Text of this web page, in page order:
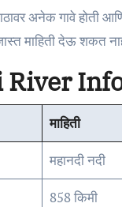
अनेक गावे होती
माहिती देऊ शकत
River
माहिती
महानदी नदी
858 किमी